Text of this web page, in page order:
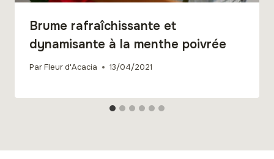
Brume rafraîchissante et
dynamisante à la menthe poivrée
ParFleur d'Acacia 13/04/2021